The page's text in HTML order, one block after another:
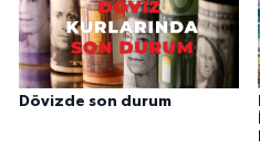
Dövizde son durum